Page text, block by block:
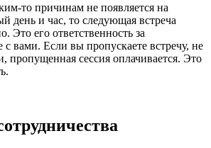
то причинам не появляется на
день и час, то следующая встреча
Это его ответственность за
с вами. Если вы пропускаете встречу, не
пропущенная сессия оплачивается. Это